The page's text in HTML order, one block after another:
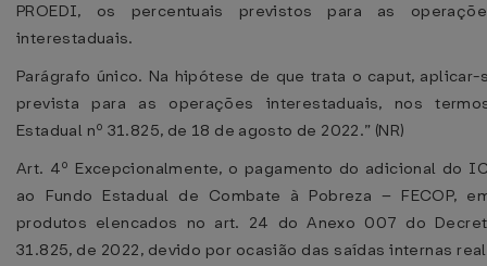
PROEDI, os percentuais previstos para as
interestaduais.
Parágrafo único. Na hipótese de que trata o caput,
prevista para as operações interestaduais, nos
Estadual nº 31.825, de 18 de agosto de 2022.” (NR)
Art. 4º Excepcionalmente, o pagamento do adicional do
ao Fundo Estadual de Combate à Pobreza – FECOP,
produtos elencados no art. 24 do Anexo 007 do
31.825, de 2022, devido por ocasião das saídas internas